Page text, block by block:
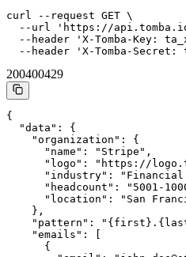
curl --request GET \
--url 'https://
--header 'X-Tomba-Key:
--header 'X-Tomba-Secret:
200400429
{
  "data": {
    "organization": {
      "name": "Stripe",
"logo": "https://
"industry": "Financial
"headcount": "5001-
"location": "San
    },
"pattern":
    "emails": [
      {